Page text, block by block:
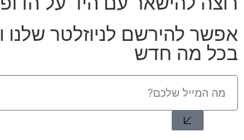
אפשר להירשם לניוזלטר שלנו
בכל מה חדש